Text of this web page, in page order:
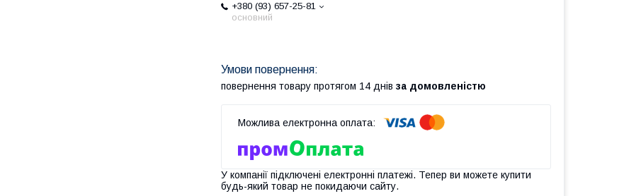
+380 (93) 657-25-81
основний
повернення товару протягом 14 днів за домовленістю
У компанії підключені електронні платежі. Тепер ви можете купити
будь-який товар не покидаючи сайту.